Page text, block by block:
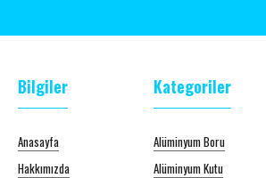
Bilgiler
Anasayfa
Hakkımızda
Kategoriler
Alüminyum Boru
Alüminyum Kutu